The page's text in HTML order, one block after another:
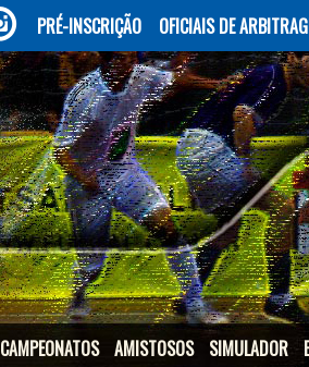
PRÉ-INSCRIÇÃO OFICIAIS DE
CAMPEONATOS AMISTOSOS SIMULADOR